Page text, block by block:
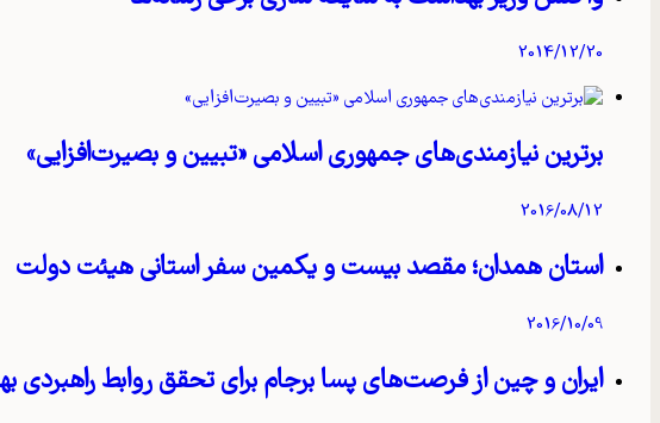
2014/12/20
برترین نیازمندی‌های جمهوری اسلامی «تبیین و بصیرت‌افزایی»
2016/08/12
استان همدان؛ مقصد بیست و یکمین سفر استانی هیئت دولت
2016/10/09
ایران و چین از فرصت‌های پسا برجام برای تحقق روابط راهبردی